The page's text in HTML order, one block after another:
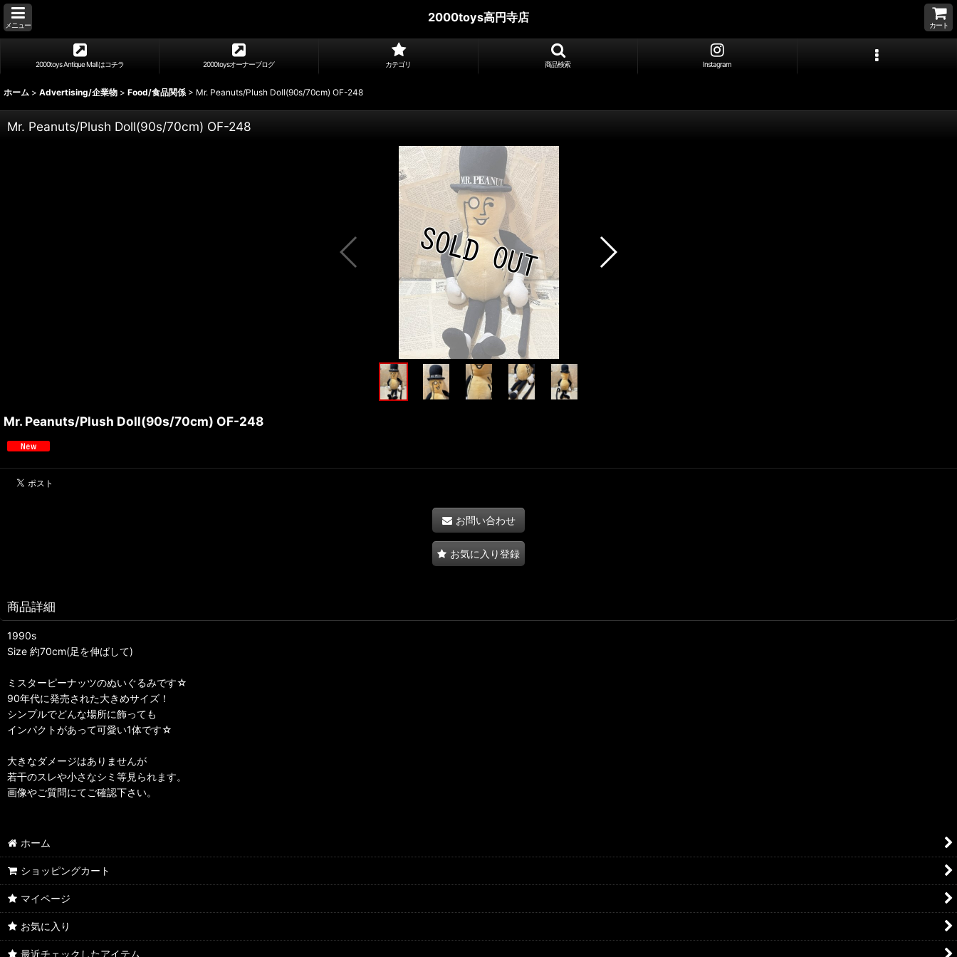
メニュー
2000toys高円寺店
カート
2000toys Antique Mall はコチラ 2000toysオーナーブログ カテゴリ 商品検索 Instagram
ホーム > Advertising/企業物 > Food/食品関係 > Mr. Peanuts/Plush Doll(90s/70cm) OF-248
Mr. Peanuts/Plush Doll(90s/70cm) OF-248
Mr. Peanuts/Plush Doll(90s/70cm) OF-248
お問い合わせ
お気に入り登録
商品詳細
1990s
Size 約70cm(足を伸ばして)
ミスターピーナッツのぬいぐるみです☆
90年代に発売された大きめサイズ！
シンプルでどんな場所に飾っても
インパクトがあって可愛い1体です☆
大きなダメージはありませんが
若干のスレや小さなシミ等見られます。
画像やご質問にてご確認下さい。
ホーム
ショッピングカート
マイページ
お気に入り
最近チェックしたアイテム